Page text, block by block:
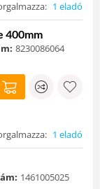
1 eladó
400mm
8230086064
1 eladó
1461005025